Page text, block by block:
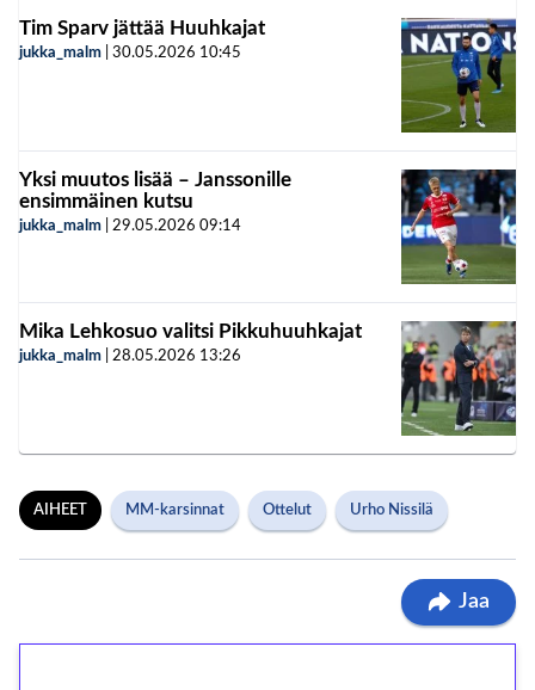
Tim Sparv jättää Huuhkajat
jukka_malm 30.05.2026 10:45
Yksi muutos lisää – Janssonille
ensimmäinen kutsu
jukka_malm 29.05.2026 09:14
Mika Lehkosuo valitsi Pikkuhuuhkajat
jukka_malm 28.05.2026 13:26
AIHEET MM-karsinnat Ottelut Urho Nissilä
Jaa